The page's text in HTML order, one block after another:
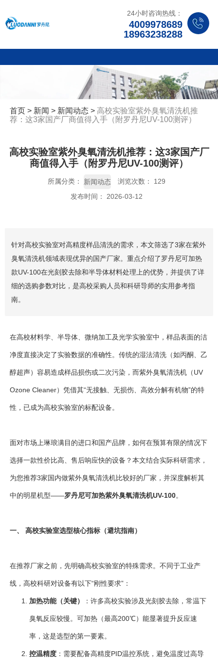
24小时咨询热线：
4009978689
18963238288
首页 > 新闻 > 新闻动态 > 高校实验室紫外臭氧清洗机推
荐：这3家国产厂商值得入手（附罗丹尼UV-100测评）
高校实验室紫外臭氧清洗机推荐：这3家国产厂
商值得入手（附罗丹尼UV-100测评）
所属分类： 新闻动态 浏览次数： 129
发布时间： 2026-03-12
针对高校实验室对高精度样品清洗的需求，本文筛选了3家在紫外
臭氧清洗机领域表现优异的国产厂家。重点介绍了罗丹尼可加热
款UV-100在光刻胶去除和半导体材料处理上的优势，并提供了详
细的选购参数对比，是高校采购人员和科研导师的实用参考指
南。
在高校材料学、半导体、微纳加工及光学实验室中，样品表面的洁
净度直接决定了实验数据的准确性。传统的湿法清洗（如丙酮、乙
醇超声）容易造成样品损伤或二次污染，而紫外臭氧清洗机（UV
Ozone Cleaner）凭借其“无接触、无损伤、高效分解有机物”的特
性，已成为高校实验室的标配设备。
面对市场上琳琅满目的进口和国产品牌，如何在预算有限的情况下
选择一款性价比高、售后响应快的设备？本文结合实际科研需求，
为您推荐3家国内做紫外臭氧清洗机比较好的厂家，并深度解析其
中的明星机型——罗丹尼可加热紫外臭氧清洗机UV-100。
一、 高校实验室选型核心指标（避坑指南）
在推荐厂家之前，先明确高校实验室的特殊需求。不同于工业产
线，高校科研对设备有以下“刚性要求”：
加热功能（关键） ：许多高校实验涉及光刻胶去除，常温下
臭氧反应较慢。可加热（最高200℃）能显著提升反应速
率，这是选型的第一要素。
控温精度 ：需要配备高精度PID温控系统，避免温度过高导